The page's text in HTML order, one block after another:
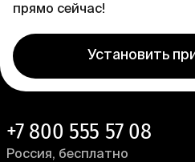
прямо сейчас!
Установить
+7 800 555 57 08
Россия, бесплатно